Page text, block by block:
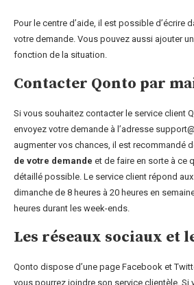
Pour le centre d’aide, il est possible d’écrire
votre demande. Vous pouvez aussi ajouter
fonction de la situation.
Contacter Qonto par
Si vous souhaitez contacter le service client
envoyez votre demande à l’adresse
augmenter vos chances, il est recommandé
de votre demande et de faire en sorte à ce
détaillé possible. Le service client répond
dimanche de 8 heures à 20 heures en
heures durant les week-ends.
Les réseaux sociaux et
Qonto dispose d’une page Facebook et
vous pourrez joindre son service clientèle. Si